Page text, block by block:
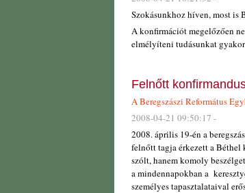
Szokásunkhoz híven, most is
A konfirmációt megelőzően
elmélyíteni tudásunkat
Felnőtt
A Beregszászi Református
2008-04-21 09:50:17 -
2008. április 19-én a
felnőtt tagja érkezett a Béthel
szólt, hanem komoly
a mindennapokban a
személyes tapasztalataival